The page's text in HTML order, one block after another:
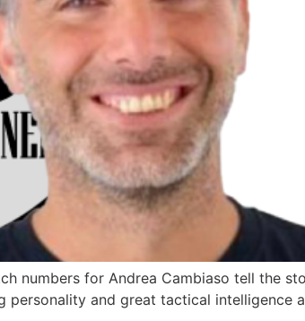
numbers for Andrea Cambiaso tell the
personality and great tactical intelligence